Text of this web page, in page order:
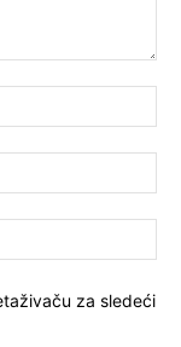
za sledeći